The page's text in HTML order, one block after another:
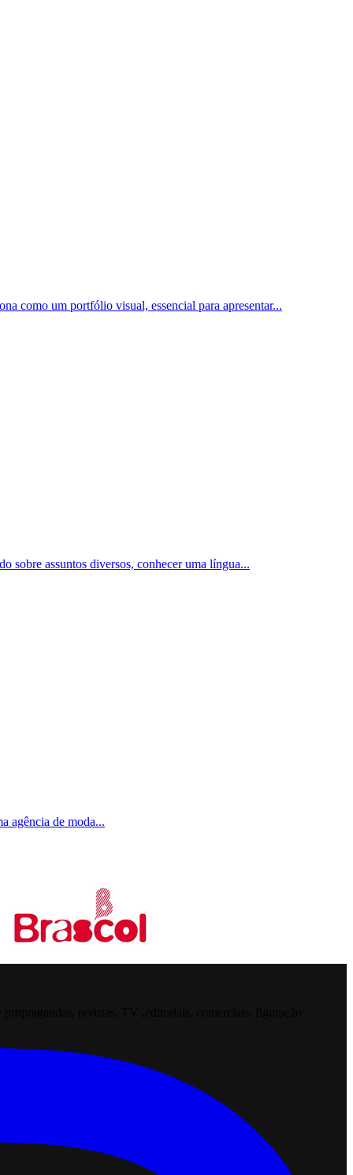
como um portfólio visual, essencial para apresentar...
sobre assuntos diversos, conhecer uma língua...
agência de moda...